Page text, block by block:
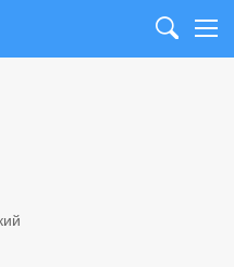
Search